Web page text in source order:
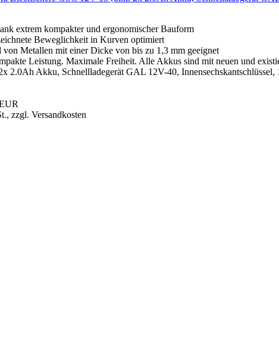
extrem kompakter und ergonomischer Bauform
Beweglichkeit in Kurven optimiert
Metallen mit einer Dicke von bis zu 1,3 mm geeignet
Leistung. Maximale Freiheit. Alle Akkus sind mit neuen und
2.0Ah Akku, Schnellladegerät GAL 12V-40,
zzgl. Versandkosten